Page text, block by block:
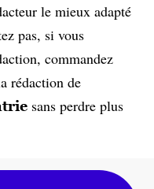
le mieux adapté
pas, si vous
commandez
rédaction de
sans perdre plus